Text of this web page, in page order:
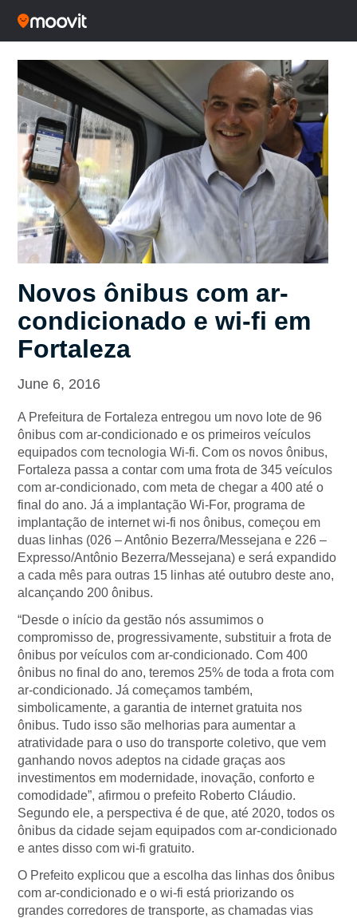
Novos ônibus com ar-
condicionado e wi-fi em
Fortaleza
June 6, 2016
A Prefeitura de Fortaleza entregou um novo lote de 96
ônibus com ar-condicionado e os primeiros veículos
equipados com tecnologia Wi-fi. Com os novos ônibus,
Fortaleza passa a contar com uma frota de 345 veículos
com ar-condicionado, com meta de chegar a 400 até o
final do ano. Já a implantação Wi-For, programa de
implantação de internet wi-fi nos ônibus, começou em
duas linhas (026 – Antônio Bezerra/Messejana e 226 –
Expresso/Antônio Bezerra/Messejana) e será expandido
a cada mês para outras 15 linhas até outubro deste ano,
alcançando 200 ônibus.
“Desde o início da gestão nós assumimos o
compromisso de, progressivamente, substituir a frota de
ônibus por veículos com ar-condicionado. Com 400
ônibus no final do ano, teremos 25% de toda a frota com
ar-condicionado. Já começamos também,
simbolicamente, a garantia de internet gratuita nos
ônibus. Tudo isso são melhorias para aumentar a
atratividade para o uso do transporte coletivo, que vem
ganhando novos adeptos na cidade graças aos
investimentos em modernidade, inovação, conforto e
comodidade”, afirmou o prefeito Roberto Cláudio.
Segundo ele, a perspectiva é de que, até 2020, todos os
ônibus da cidade sejam equipados com ar-condicionado
e antes disso com wi-fi gratuito.
O Prefeito explicou que a escolha das linhas dos ônibus
com ar-condicionado e o wi-fi está priorizando os
grandes corredores de transporte, as chamadas vias